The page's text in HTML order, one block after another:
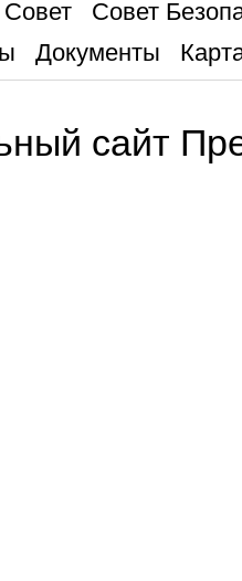
Совет
Документы
сайт